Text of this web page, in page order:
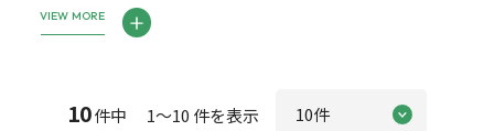
VIEW MORE
10件中 1～10 件を表示